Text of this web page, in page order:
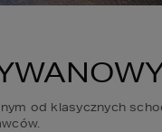
od klasycznych